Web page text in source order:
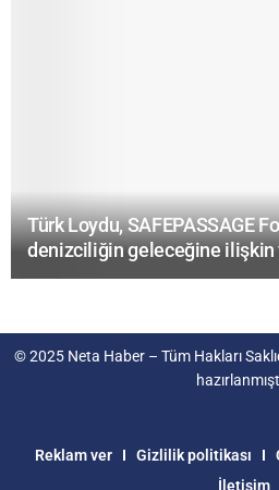
Türk Loydu, SAFEPASSAGE
denizciliğin geleceğine ilişkin
© 2025 Neta Haber – Tüm Hakları
Reklam ver Gizlilik politikası
İletişim